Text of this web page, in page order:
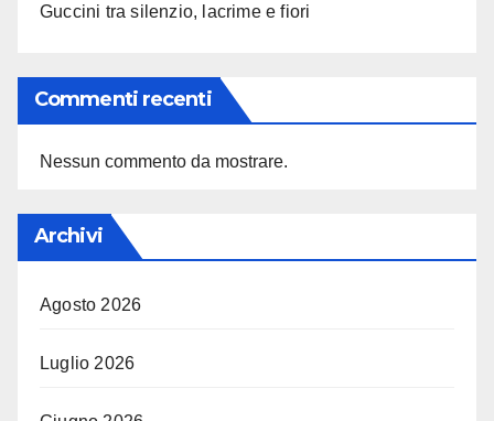
Guccini tra silenzio, lacrime e fiori
Commenti recenti
Nessun commento da mostrare.
Archivi
Agosto 2026
Luglio 2026